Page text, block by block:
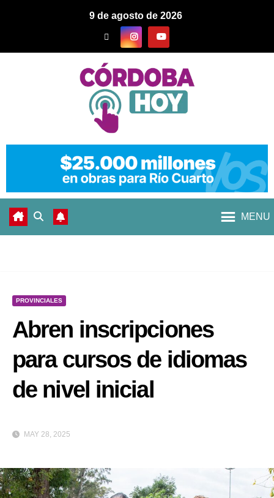
9 de agosto de 2026
MENU
PROVINCIALES
Abren inscripciones
para cursos de idiomas
de nivel inicial
MAY 28, 2025